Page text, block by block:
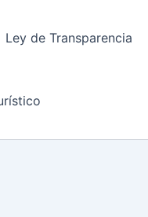
Ley de Transparencia